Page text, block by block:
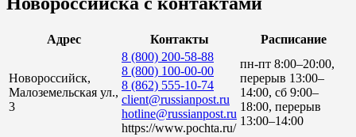
Адрес Контакты Расписание
Новороссийск,
Малоземельская ул.,
3
8 (800) 200-58-88
8 (800) 100-00-00
8 (862) 555-10-74
client@russianpost.ru
hotline@russianpost.ru
https://www.pochta.ru/
пн-пт 8:00–20:00,
перерыв 13:00–
14:00, сб 9:00–
18:00, перерыв
13:00–14:00